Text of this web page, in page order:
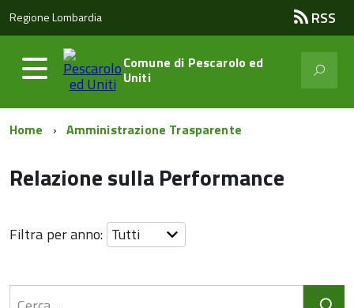
Regione Lombardia RSS
Comune di Pescarolo ed
Uniti
Home Amministrazione Trasparente
Relazione sulla Performance
Filtra per anno: